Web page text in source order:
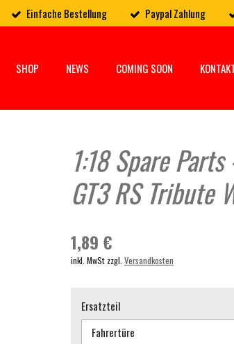
Einfache Bestellung Paypal Zahlung
SHOP NEWS COMING SOON
1:18 Spare
GT3 RS Tribute
1,89 €
inkl. MwSt zzgl. Versandkosten
Ersatzteil